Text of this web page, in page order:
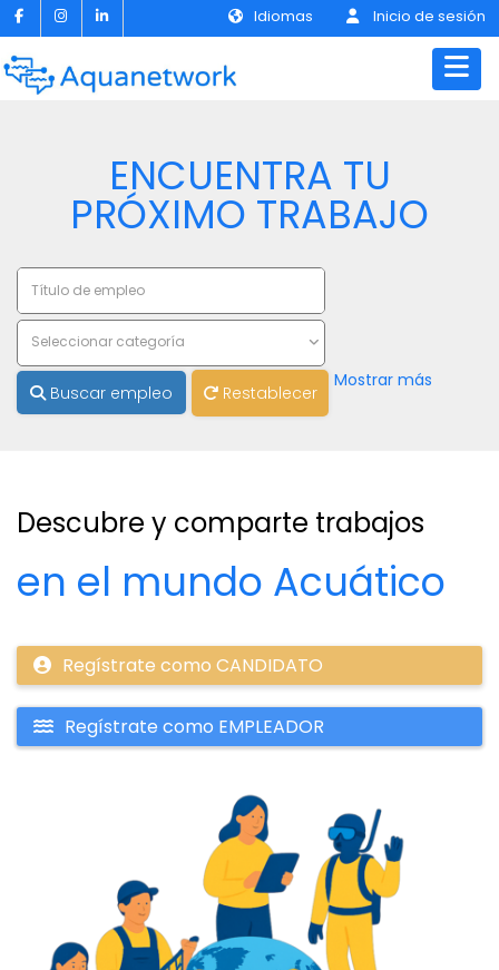
Inicio de sesión
Idiomas
ENCUENTRA TU
PRÓXIMO TRABAJO
Seleccionar categoría
Buscar empleo Restablecer
Mostrar más
Descubre y comparte trabajos
en el mundo Acuático
Regístrate como CANDIDATO
Regístrate como EMPLEADOR